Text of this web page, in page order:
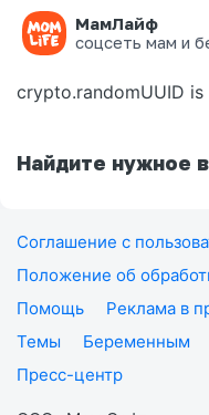
МамЛайф
соцсеть мам и
Ошибка на
crypto.randomUUID
Найдите нужное
Соглашение с
Положение об
Помощь
Реклама в
Темы
Беременным
Пресс-центр